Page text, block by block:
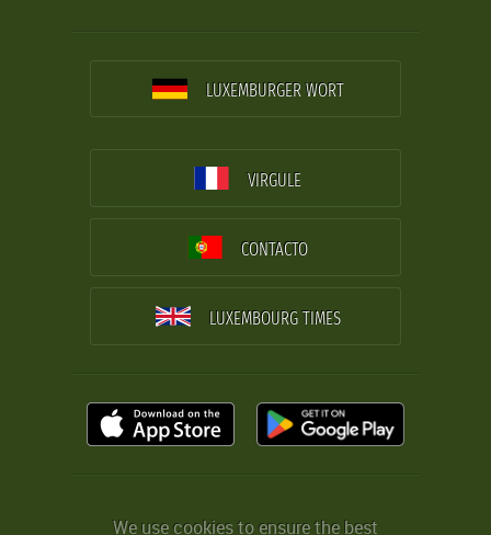
LUXEMBURGER WORT
VIRGULE
CONTACTO
LUXEMBOURG TIMES
We use cookies to ensure the best